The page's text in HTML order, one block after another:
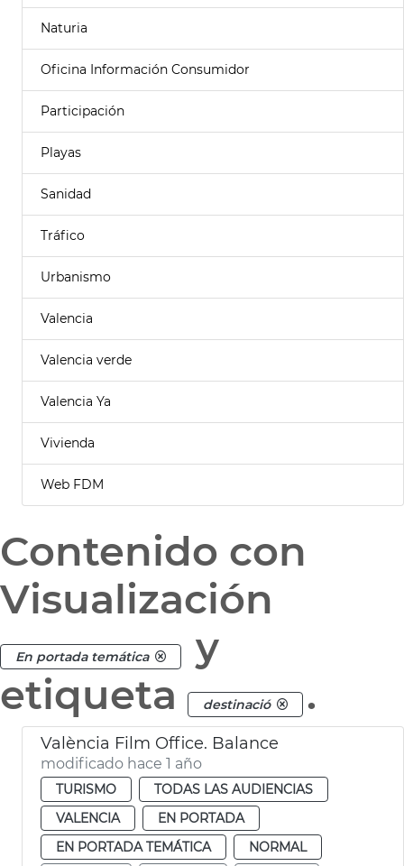
Naturia
Oficina Información Consumidor
Participación
Playas
Sanidad
Tráfico
Urbanismo
Valencia
Valencia verde
Valencia Ya
Vivienda
Web FDM
Contenido con
Visualización
En portada temática
y
etiqueta
destinació .
València Film Office. Balance
modificado hace 1 año
TURISMO
TODAS LAS AUDIENCIAS
VALENCIA
EN PORTADA
EN PORTADA TEMÁTICA
NORMAL